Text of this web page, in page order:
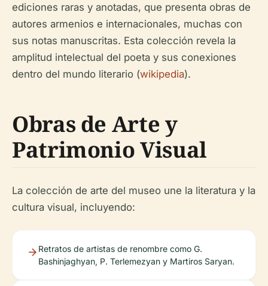
ediciones raras y anotadas, que presenta obras de
autores armenios e internacionales, muchas con
sus notas manuscritas. Esta colección revela la
amplitud intelectual del poeta y sus conexiones
dentro del mundo literario (wikipedia).
Obras de Arte y
Patrimonio Visual
La colección de arte del museo une la literatura y la
cultura visual, incluyendo:
Retratos de artistas de renombre como G.
Bashinjaghyan, P. Terlemezyan y Martiros Saryan.